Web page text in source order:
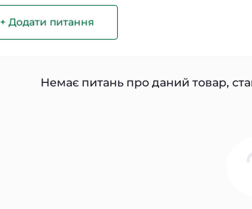
+ Додати питання
Немає питань про даний товар,